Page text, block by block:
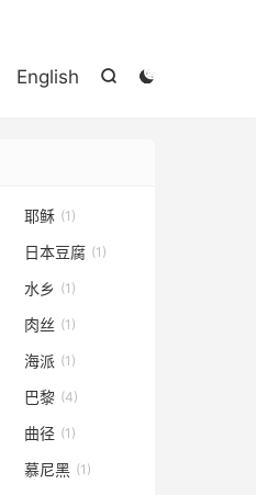


English
耶稣 (1)
日本豆腐 (1)
水乡 (1)
肉丝 (1)
海派 (1)
巴黎 (4)
曲径 (1)
慕尼黑 (1)